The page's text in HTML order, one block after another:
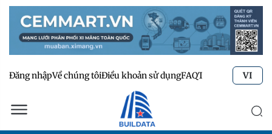
Đăng nhậpVề chúng tôiĐiều khoản sử dụngFAQTư vấn kỹ thuật
VI